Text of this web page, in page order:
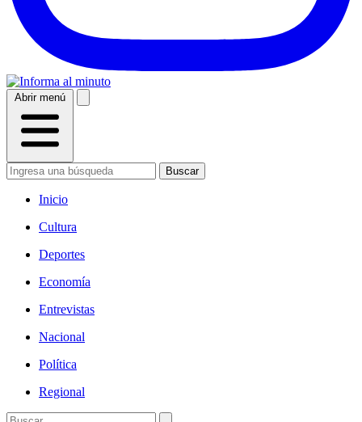
Abrir menú
Buscar
Inicio
Cultura
Deportes
Economía
Entrevistas
Nacional
Política
Regional